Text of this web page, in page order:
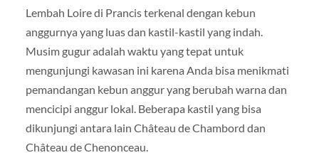
Lembah Loire di Prancis terkenal dengan kebun
anggurnya yang luas dan kastil-kastil yang indah.
Musim gugur adalah waktu yang tepat untuk
mengunjungi kawasan ini karena Anda bisa menikmati
pemandangan kebun anggur yang berubah warna dan
mencicipi anggur lokal. Beberapa kastil yang bisa
dikunjungi antara lain Château de Chambord dan
Château de Chenonceau.